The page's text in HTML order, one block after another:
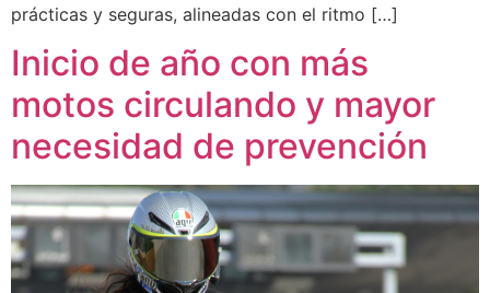
prácticas y seguras, alineadas con el ritmo […]
Inicio de año con más
motos circulando y mayor
necesidad de prevención